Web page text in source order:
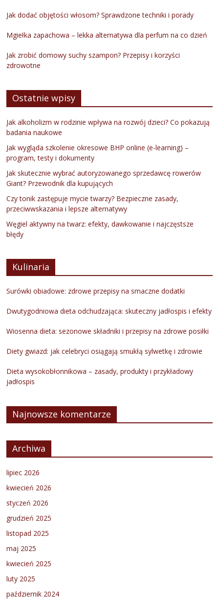
Jak dodać objętości włosom? Sprawdzone techniki i porady
Mgiełka zapachowa – lekka alternatywa dla perfum na co dzień
Jak zrobić domowy suchy szampon? Przepisy i korzyści
zdrowotne
Ostatnie wpisy
Jak alkoholizm w rodzinie wpływa na rozwój dzieci? Co pokazują
badania naukowe
Jak wygląda szkolenie okresowe BHP online (e-learning) –
program, testy i dokumenty
Jak skutecznie wybrać autoryzowanego sprzedawcę rowerów
Giant? Przewodnik dla kupujących
Czy tonik zastępuje mycie twarzy? Bezpieczne zasady,
przeciwwskazania i lepsze alternatywy
Węgiel aktywny na twarz: efekty, dawkowanie i najczęstsze
błędy
Kulinaria
Surówki obiadowe: zdrowe przepisy na smaczne dodatki
Dwutygodniowa dieta odchudzająca: skuteczny jadłospis i efekty
Wiosenna dieta: sezonowe składniki i przepisy na zdrowe posiłki
Diety gwiazd: jak celebryci osiągają smukłą sylwetkę i zdrowie
Dieta wysokobłonnikowa – zasady, produkty i przykładowy
jadłospis
Najnowsze komentarze
Archiwa
lipiec 2026
kwiecień 2026
styczeń 2026
grudzień 2025
listopad 2025
maj 2025
kwiecień 2025
luty 2025
październik 2024